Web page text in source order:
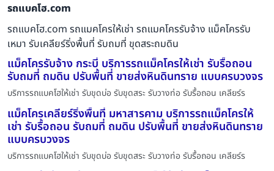
รถแบคโฮ.com
รถแบคโฮ.com รถแมคโครให้เช่า รถแมคโครรับจ้าง แม็คโครรับ
เหมา รับเคลียร์ริ่งพื้นที่ รับถมที่ ขุดสระถมดิน
แม็คโครรับจ้าง กระบี่ บริการรถแม็คโครให้เช่า รับรื้อถอน
รับถมที่ ถมดิน ปรับพื้นที่ ขายส่งหินดินทราย แบบครบวงจร
บริการรถแบคโฮให้เช่า รับขุดบ่อ รับขุดสระ รับวางท่อ รับรื้อถอน เคลียร์ร
แม็คโครเคลียร์ริ่งพื้นที่ มหาสารคาม บริการรถแม็คโครให้
เช่า รับรื้อถอน รับถมที่ ถมดิน ปรับพื้นที่ ขายส่งหินดินทราย
แบบครบวงจร
บริการรถแบคโฮให้เช่า รับขุดบ่อ รับขุดสระ รับวางท่อ รับรื้อถอน เคลียร์ร